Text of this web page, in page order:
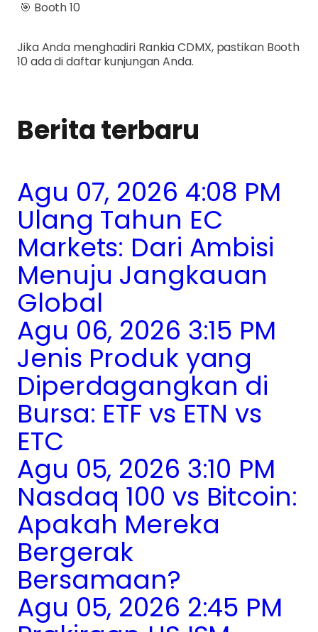
🎯 Booth 10
Jika Anda menghadiri Rankia CDMX, pastikan Booth
10 ada di daftar kunjungan Anda.
Berita terbaru
Agu 07, 2026 4:08 PM
Ulang Tahun EC
Markets: Dari Ambisi
Menuju Jangkauan
Global
Agu 06, 2026 3:15 PM
Jenis Produk yang
Diperdagangkan di
Bursa: ETF vs ETN vs
ETC
Agu 05, 2026 3:10 PM
Nasdaq 100 vs Bitcoin:
Apakah Mereka
Bergerak
Bersamaan?
Agu 05, 2026 2:45 PM